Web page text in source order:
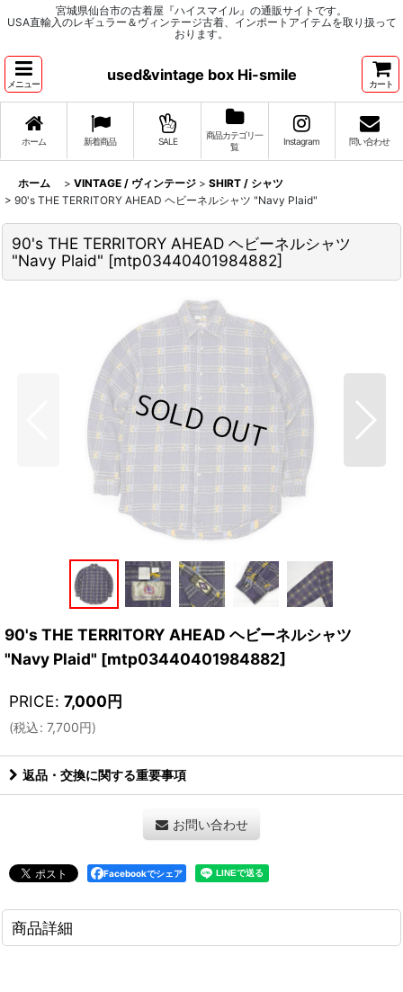
宮城県仙台市の古着屋『ハイスマイル』の通販サイトです。
USA直輸入のレギュラー＆ヴィンテージ古着、インポートアイテムを取り扱って
おります。
メニュー
used&vintage box Hi-smile
カート
ホーム 新着商品 SALE
商品カテゴリ一
覧
Instagram 問い合わせ
ホーム > VINTAGE / ヴィンテージ > SHIRT / シャツ
> 90's THE TERRITORY AHEAD ヘビーネルシャツ "Navy Plaid"
90's THE TERRITORY AHEAD ヘビーネルシャツ
"Navy Plaid" [mtp03440401984882]
90's THE TERRITORY AHEAD ヘビーネルシャツ
"Navy Plaid" [mtp03440401984882]
PRICE: 7,000円
(税込: 7,700円)
返品・交換に関する重要事項
お問い合わせ
Facebookでシェア
商品詳細